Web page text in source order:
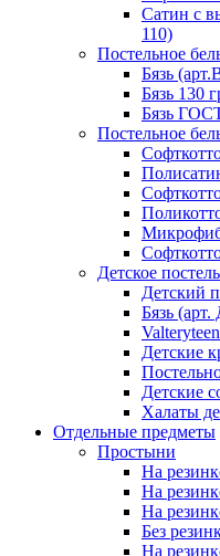
Сатин с
110)
Постельное
Бязь
Бязь 130
Бязь
Постельное
Детское
Детский
Бязь (арт.
Детские
Детские
Халаты
Отдельные предметы
Простыни
На
На
На
Без
На